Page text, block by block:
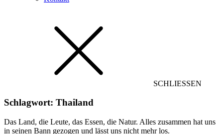
SCHLIESSEN
Schlagwort: Thailand
Das Land, die Leute, das Essen, die Natur. Alles zusammen hat uns
in seinen Bann gezogen und lässt uns nicht mehr los.